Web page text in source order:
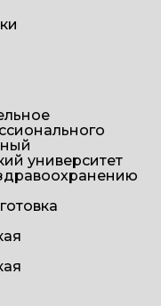
университет